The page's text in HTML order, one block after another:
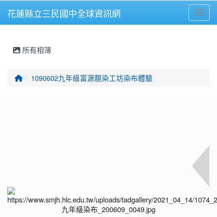
⏸
花蓮縣立三民國中全球資訊網
所有相簿
回首頁
1090602九年級富源靚染工坊染布體驗